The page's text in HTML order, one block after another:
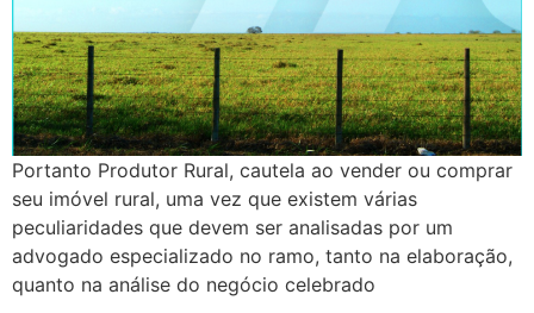
Portanto Produtor Rural, cautela ao vender ou comprar
seu imóvel rural, uma vez que existem várias
peculiaridades que devem ser analisadas por um
advogado especializado no ramo, tanto na elaboração,
quanto na análise do negócio celebrado